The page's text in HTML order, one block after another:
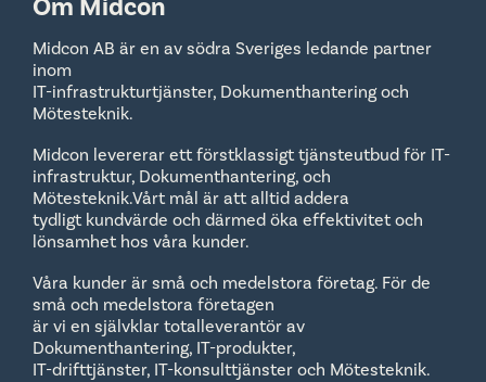
Om Midcon
Midcon AB är en av södra Sveriges ledande partner
inom
IT-infrastrukturtjänster, Dokumenthantering och
Mötesteknik.
Midcon levererar ett förstklassigt tjänsteutbud för IT-
infrastruktur, Dokumenthantering, och
Mötesteknik.Vårt mål är att alltid addera
tydligt kundvärde och därmed öka effektivitet och
lönsamhet hos våra kunder.
Våra kunder är små och medelstora företag. För de
små och medelstora företagen
är vi en självklar totalleverantör av
Dokumenthantering, IT-produkter,
IT-drifttjänster, IT-konsulttjänster och Mötesteknik.